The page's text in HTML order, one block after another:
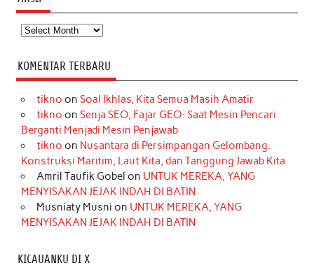
Arsip
KOMENTAR TERBARU
tikno on Soal Ikhlas, Kita Semua Masih Amatir
tikno on Senja SEO, Fajar GEO: Saat Mesin Pencari
Berganti Menjadi Mesin Penjawab
tikno on Nusantara di Persimpangan Gelombang:
Konstruksi Maritim, Laut Kita, dan Tanggung Jawab Kita
Amril Taufik Gobel on UNTUK MEREKA, YANG
MENYISAKAN JEJAK INDAH DI BATIN
Musniaty Musni on UNTUK MEREKA, YANG
MENYISAKAN JEJAK INDAH DI BATIN
KICAUANKU DI X